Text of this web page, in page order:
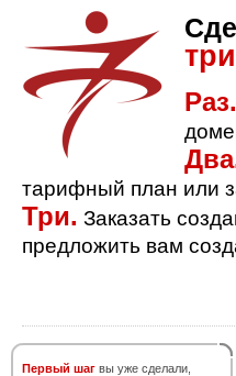
Раз.
тарифный план или
Три. Заказать
предложить вам
Первый шаг вы уже сделали,